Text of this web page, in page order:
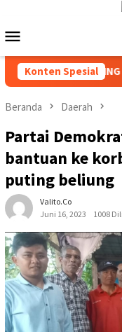
konten
Mobile
Konten Spesial
DAN AFDELING
Beranda Daerah
Partai
bantuan ke
puting beliung
Valito.co
Juni 16, 2023
1008